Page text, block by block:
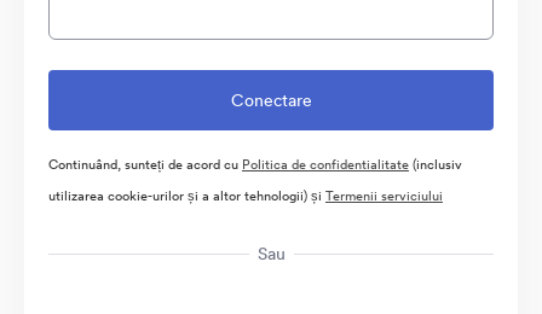
Continuând, sunteți de acord cu Politica de confidentialitate(inclusiv
utilizarea cookie-urilor și a altor tehnologii) și Termenii serviciului
Sau